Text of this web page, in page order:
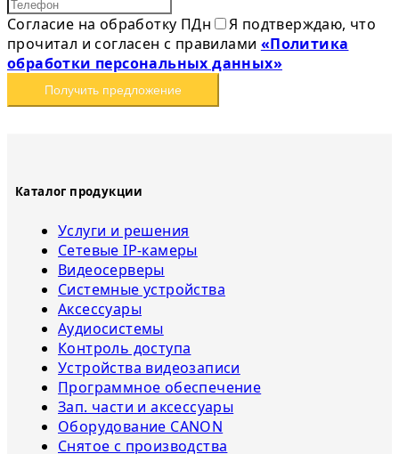
Согласие на обработку ПДн
Я подтверждаю, что
прочитал и согласен с правилами «Политика
обработки персональных данных»
Получить предложение
Каталог продукции
Услуги и решения
Сетевые IP-камеры
Видеосерверы
Системные устройства
Аксессуары
Аудиосистемы
Контроль доступа
Устройства видеозаписи
Программное обеспечение
Зап. части и аксессуары
Оборудование CANON
Снятое с прoизвoдства